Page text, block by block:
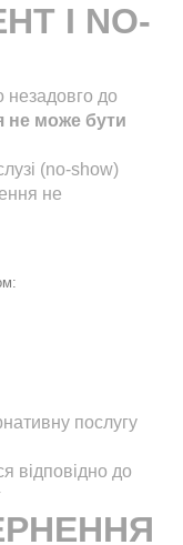
І NO-
незадовго до
не може бути
(no-show)
не
послугу
відповідно до